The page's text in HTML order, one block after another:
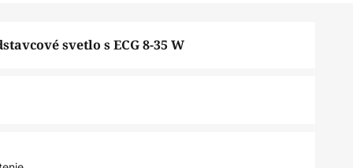
svetlo s ECG 8-35 W